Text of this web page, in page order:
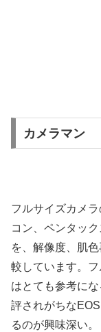
カメラマン
フルサイズカメ
コン、ペンタッ
を、解像度、肌
較しています。
はとても参考に
評されがちな
るのが興味深い。